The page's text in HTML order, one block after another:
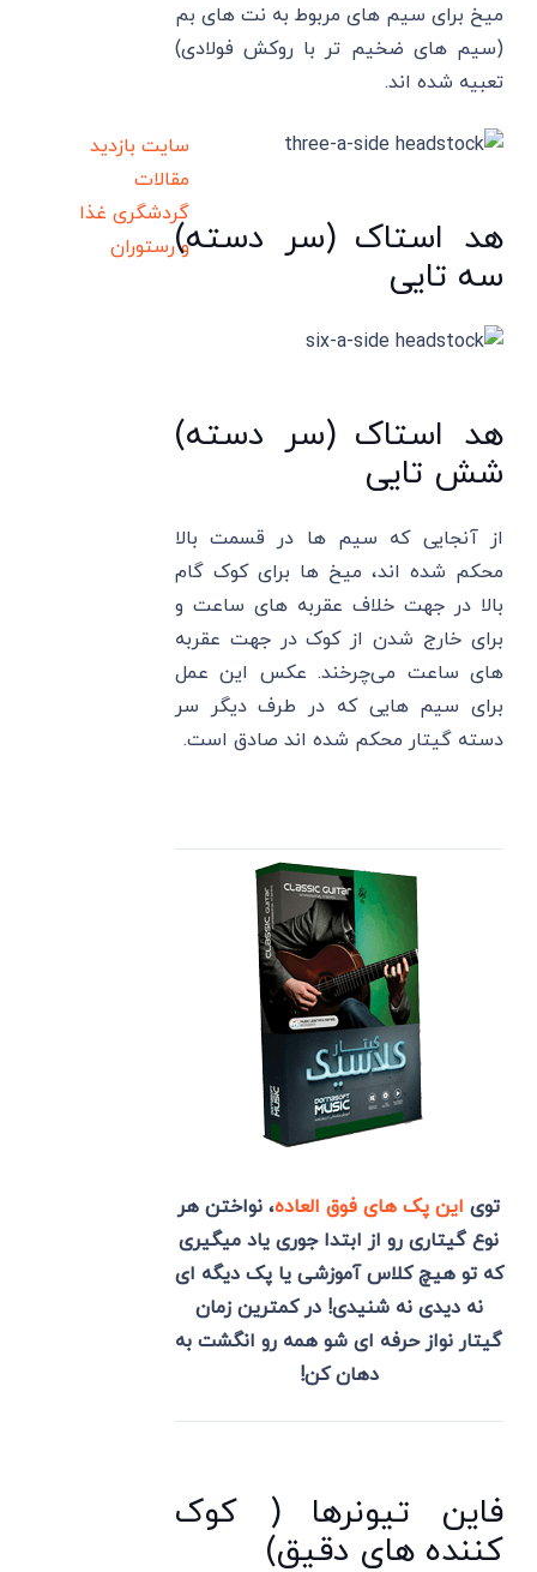
میخ برای سیم های مربوط به نت های بم
(سیم های ضخیم تر با روکش فولادی)
تعبیه شده اند.
هد استاک (سر دسته)
سه تایی
هد استاک (سر دسته)
شش تایی
از آنجایی که سیم ها در قسمت بالا
محکم شده اند، میخ ها برای کوک گام
بالا در جهت خلاف عقربه های ساعت و
برای خارج شدن از کوک در جهت عقربه
های ساعت می‌چرخند. عکس این عمل
برای سیم هایی که در طرف دیگر سر
دسته گیتار محکم شده اند صادق است.
توی این پک های فوق العاده، نواختن هر
نوع گیتاری رو از ابتدا جوری یاد میگیری
که تو هیچ کلاس آموزشی یا پک دیگه ای
نه دیدی نه شنیدی! در کمترین زمان
گیتار نواز حرفه ای شو همه رو انگشت به
دهان کن!
فاین تیونرها ( کوک
کننده های دقیق)
سایت بازدید
مقالات
گردشگری غذا
و رستوران